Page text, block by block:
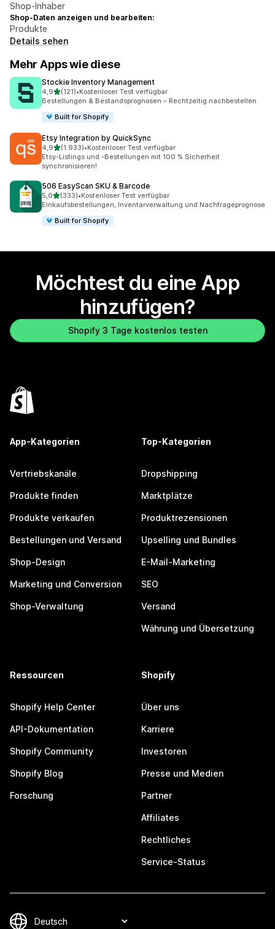
Shop-Inhaber
Shop-Daten anzeigen und bearbeiten:
Produkte
Details sehen
Mehr Apps wie diese
Stockie Inventory Management
4,9von 5 Sternen
(121)
121 Rezensionen insgesamt
•Kostenloser Test verfügbar
Bestellungen & Bestandsprognosen – Rechtzeitig nachbestellen
Built for Shopify
Etsy Integration by QuickSync
4,9von 5 Sternen
(1.933)
1933 Rezensionen insgesamt
•Kostenloser Test verfügbar
Etsy-Listings und -Bestellungen mit 100 % Sicherheit
synchronisieren!
506 EasyScan SKU & Barcode
5,0von 5 Sternen
(333)
333 Rezensionen insgesamt
•Kostenloser Test verfügbar
Einkaufsbestellungen, Inventarverwaltung und Nachfrageprognose
Built for Shopify
Möchtest du eine App
hinzufügen?
Shopify 3 Tage kostenlos testen
App-Kategorien
Vertriebskanäle
Produkte finden
Produkte verkaufen
Bestellungen und Versand
Shop-Design
Marketing und Conversion
Shop-Verwaltung
Top-Kategorien
Dropshipping
Marktplätze
Produktrezensionen
Upselling und Bundles
E-Mail-Marketing
SEO
Versand
Währung und Übersetzung
Ressourcen
Shopify Help Center
API-Dokumentation
Shopify Community
Shopify Blog
Forschung
Shopify
Über uns
Karriere
Investoren
Presse und Medien
Partner
Affiliates
Rechtliches
Service-Status